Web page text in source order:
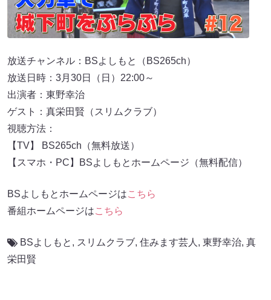
放送チャンネル：BSよしもと（BS265ch）
放送日時：3月30日（日）22:00～
出演者：東野幸治
ゲスト：真栄田賢（スリムクラブ）
視聴方法：
【TV】 BS265ch（無料放送）
【スマホ・PC】BSよしもとホームページ（無料配信）
BSよしもとホームページはこちら
番組ホームページはこちら
BSよしもと , スリムクラブ, 住みます芸人 , 東野幸治, 真
栄田賢